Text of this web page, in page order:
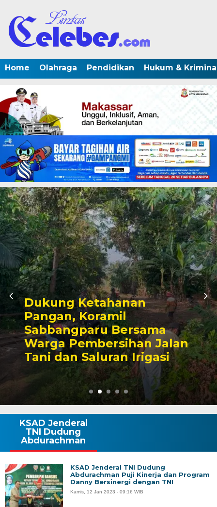
Home Olahraga Pendidikan Hukum &
Kunjungan Audiensi
Bupati Wajo,
Komitmen Perkuat
Kamtibmas dan
Pembangunan
KSAD Jenderal
TNI Dudung
Abdurachman
KSAD Jenderal TNI Dudung
Abdurachman Puji Kinerja dan Program
Danny Bersinergi dengan TNI
Kamis, 12 Jan 2023 - 09:16 WIB